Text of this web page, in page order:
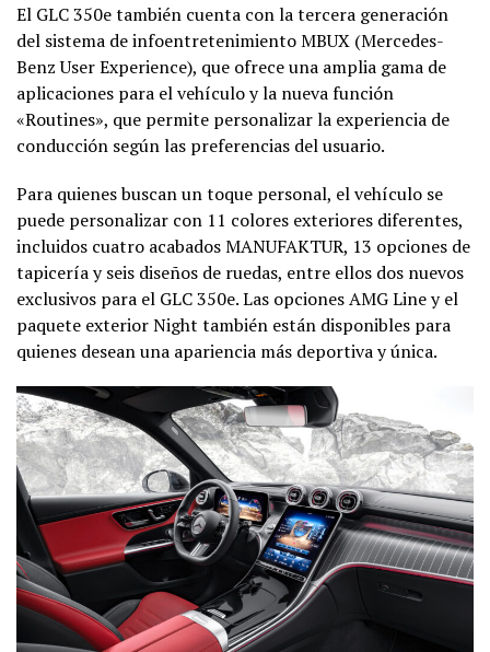
El GLC 350e también cuenta con la tercera generación
del sistema de infoentretenimiento MBUX (Mercedes-
Benz User Experience), que ofrece una amplia gama de
aplicaciones para el vehículo y la nueva función
«Routines», que permite personalizar la experiencia de
conducción según las preferencias del usuario.
Para quienes buscan un toque personal, el vehículo se
puede personalizar con 11 colores exteriores diferentes,
incluidos cuatro acabados MANUFAKTUR, 13 opciones de
tapicería y seis diseños de ruedas, entre ellos dos nuevos
exclusivos para el GLC 350e. Las opciones AMG Line y el
paquete exterior Night también están disponibles para
quienes desean una apariencia más deportiva y única.